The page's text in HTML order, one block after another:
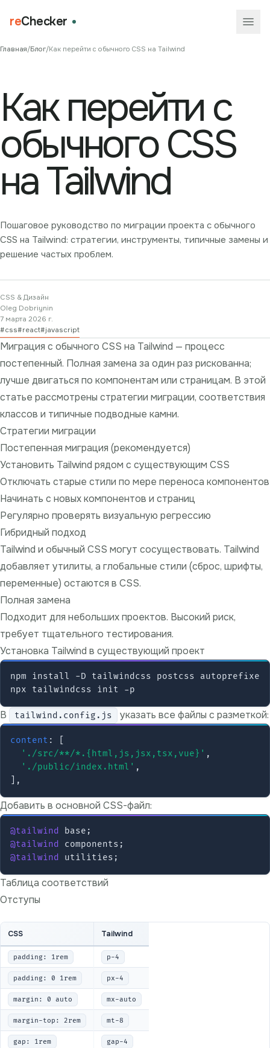
reChecker
Главная/Блог/Как перейти с обычного CSS на Tailwind
Как перейти с
обычного CSS
на Tailwind
Пошаговое руководство по миграции проекта с обычного
CSS на Tailwind: стратегии, инструменты, типичные замены и
решение частых проблем.
CSS & Дизайн
Oleg Dobriynin
7 марта 2026 г.
#css#react#javascript
Миграция с обычного CSS на Tailwind — процесс
постепенный. Полная замена за один раз рискованна;
лучше двигаться по компонентам или страницам. В этой
статье рассмотрены стратегии миграции, соответствия
классов и типичные подводные камни.
Стратегии миграции
Постепенная миграция (рекомендуется)
Установить Tailwind рядом с существующим CSS
Отключать старые стили по мере переноса компонентов
Начинать с новых компонентов и страниц
Регулярно проверять визуальную регрессию
Гибридный подход
Tailwind и обычный CSS могут сосуществовать. Tailwind
добавляет утилиты, а глобальные стили (сброс, шрифты,
переменные) остаются в CSS.
Полная замена
Подходит для небольших проектов. Высокий риск,
требует тщательного тестирования.
Установка Tailwind в существующий проект
npm install -D tailwindcss postcss autoprefixer
В tailwind.config.js указать все файлы с разметкой:
content : [
'./src/**/*.{html,js,jsx,tsx,vue}' ,
'./public/index.html' ,
Добавить в основной CSS-файл:
@tailwind
@tailwind
@tailwind
Таблица соответствий
Отступы
CSS Tailwind
padding: 1rem p-4
padding: 0 1rem px-4
margin: 0 auto mx-auto
margin-top: 2rem mt-8
gap: 1rem gap-4